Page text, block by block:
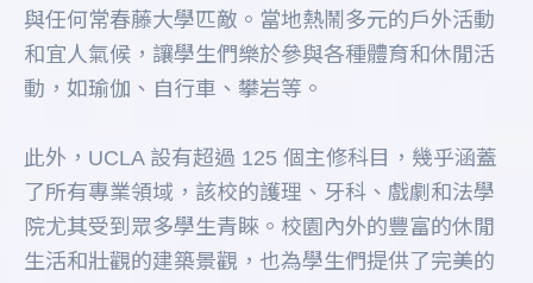
與任何常春藤大學匹敵。當地熱鬧多元的戶外活動
和宜人氣候，讓學生們樂於參與各種體育和休閒活
動，如瑜伽、自行車、攀岩等。
此外，UCLA 設有超過 125 個主修科目，幾乎涵蓋
了所有專業領域，該校的護理、牙科、戲劇和法學
院尤其受到眾多學生青睞。校園內外的豐富的休閒
生活和壯觀的建築景觀，也為學生們提供了完美的